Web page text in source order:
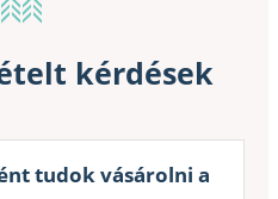
kérdések
tudok vásárolni a